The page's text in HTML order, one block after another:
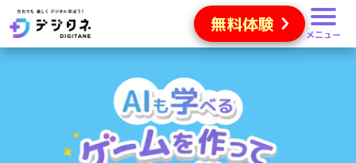
無料体験 メニュー